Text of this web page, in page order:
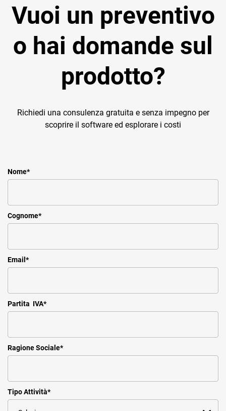
Vuoi un preventivo
o hai domande sul
prodotto?
Richiedi una consulenza gratuita e senza impegno per
scoprire il software ed esplorare i costi
Nome*
Cognome*
Email *
Partita IVA*
Ragione Sociale*
Tipo Attività*